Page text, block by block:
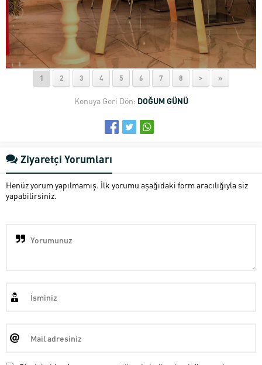
1 2 3 4 5 6 7 8 > »
Konuya Geri Dön: DOĞUM GÜNÜ
Ziyaretçi Yorumları
Henüz yorum yapılmamış. İlk yorumu aşağıdaki form aracılığıyla siz
yapabilirsiniz.